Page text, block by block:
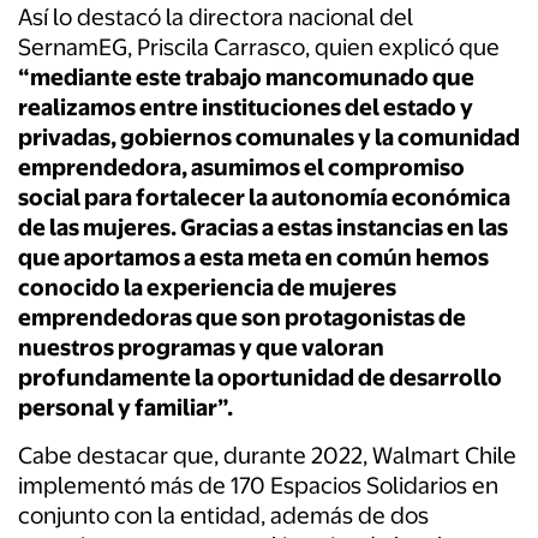
Así lo destacó la directora nacional del
SernamEG, Priscila Carrasco, quien explicó que
“mediante este trabajo mancomunado que
realizamos entre instituciones del estado y
privadas, gobiernos comunales y la comunidad
emprendedora, asumimos el compromiso
social para fortalecer la autonomía económica
de las mujeres. Gracias a estas instancias en las
que aportamos a esta meta en común hemos
conocido la experiencia de mujeres
emprendedoras que son protagonistas de
nuestros programas y que valoran
profundamente la oportunidad de desarrollo
personal y familiar”.
Cabe destacar que, durante 2022, Walmart Chile
implementó más de 170 Espacios Solidarios en
conjunto con la entidad, además de dos